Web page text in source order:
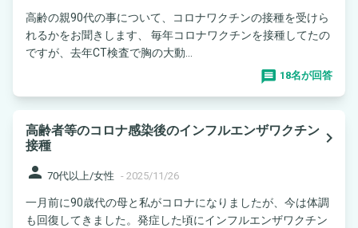
高齢の親90代の事について、コロナワクチンの接種を受けら
れるかをお聞きします、 毎年コロナワクチンを接種してたの
ですが、去年CT検査で胸の大動...
18名が回答
高齢者等のコロナ感染後のインフルエンザワクチン
接種
navigate_next
person 70代以上/女性 - 2025/11/26
一月前に90歳代の母と私がコロナになりましたが、今は体調
も回復してきました。発症した頃にインフルエンザワクチン